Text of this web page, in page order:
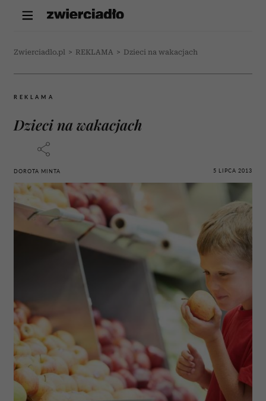
Zwierciadlo.pl > REKLAMA > Dzieci na wakacjach
REKLAMA
Dzieci na wakacjach
DOROTA MINTA 5 LIPCA 2013